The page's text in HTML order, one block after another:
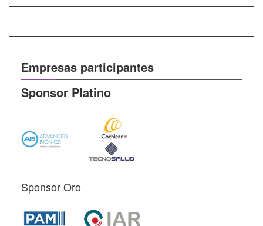
Empresas participantes
Sponsor Platino
Sponsor Oro